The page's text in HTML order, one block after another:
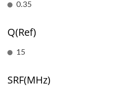
0.35
Q(Ref)
15
SRF(MHz)